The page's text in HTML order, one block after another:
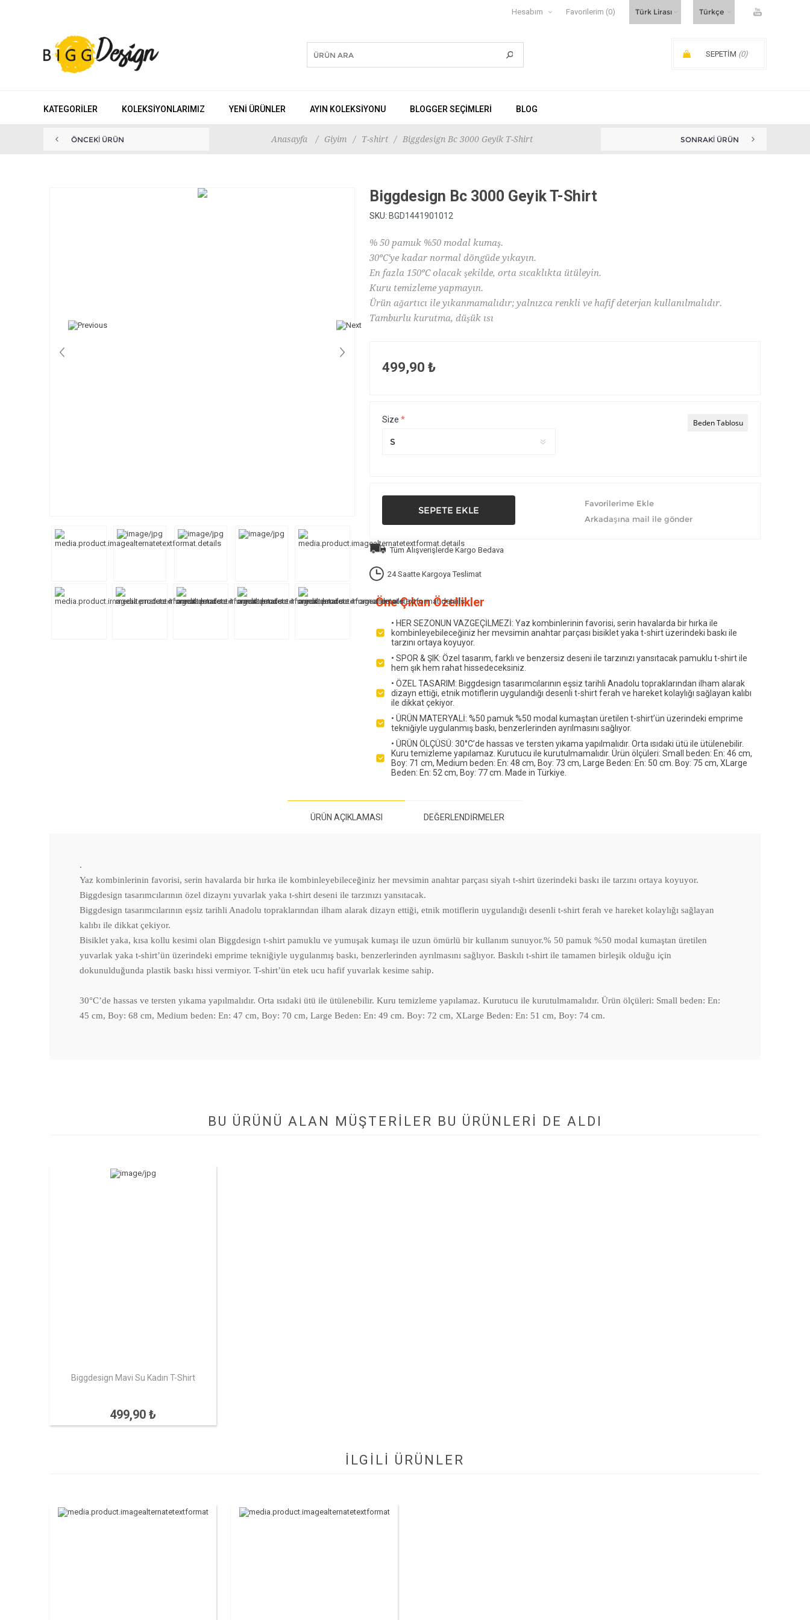
Hesabım Favorilerim (0)
SEPETIM (0)
KATEGORILER KOLEKSIYONLARIMIZ YENI ÜRÜNLER AYIN KOLEKSİYONU BLOGGER SEÇIMLERI BLOG
Anasayfa / Giyim / T-shirt / Biggdesign Bc 3000 Geyik T-Shirt
ÖNCEKI ÜRÜN SONRAKI ÜRÜN
Biggdesign Bc 3000 Geyik T-Shirt
SKU: BGD1441901012
% 50 pamuk %50 modal kumaş.
30ºC'ye kadar normal döngüde yıkayın.
En fazla 150ºC olacak şekilde, orta sıcaklıkta ütüleyin.
Kuru temizleme yapmayın.
Ürün ağartıcı ile yıkanmamalıdır; yalnızca renkli ve hafif deterjan kullanılmalıdır.
Tamburlu kurutma, düşük ısı
499,90 ₺
Beden Tablosu
Size *
Tüm Alışverişlerde Kargo Bedava
24 Saatte Kargoya Teslimat
Öne Çıkan Özellikler
• HER SEZONUN VAZGEÇİLMEZİ: Yaz kombinlerinin favorisi, serin havalarda bir hırka ile
kombinleyebileceğiniz her mevsimin anahtar parçası bisiklet yaka t-shirt üzerindeki baskı ile
tarzını ortaya koyuyor.
• SPOR & ŞIK: Özel tasarım, farklı ve benzersiz deseni ile tarzınızı yansıtacak pamuklu t-shirt ile
hem şık hem rahat hissedeceksiniz.
• ÖZEL TASARIM: Biggdesign tasarımcılarının eşsiz tarihli Anadolu topraklarından ilham alarak
dizayn ettiği, etnik motiflerin uygulandığı desenli t-shirt ferah ve hareket kolaylığı sağlayan kalıbı
ile dikkat çekiyor.
• ÜRÜN MATERYALİ: %50 pamuk %50 modal kumaştan üretilen t-shirt’ün üzerindeki emprime
tekniğiyle uygulanmış baskı, benzerlerinden ayrılmasını sağlıyor.
• ÜRÜN ÖLÇÜSÜ: 30°C’de hassas ve tersten yıkama yapılmalıdır. Orta ısıdaki ütü ile ütülenebilir.
Kuru temizleme yapılamaz. Kurutucu ile kurutulmamalıdır. Ürün ölçüleri: Small beden: En: 46 cm,
Boy: 71 cm, Medium beden: En: 48 cm, Boy: 73 cm, Large Beden: En: 50 cm. Boy: 75 cm, XLarge
Beden: En: 52 cm, Boy: 77 cm. Made in Türkiye.
ÜRÜN AÇIKLAMASI DEĞERLENDIRMELER
.
Yaz kombinlerinin favorisi, serin havalarda bir hırka ile kombinleyebileceğiniz her mevsimin anahtar parçası siyah t-shirt üzerindeki baskı ile tarzını ortaya koyuyor.
Biggdesign tasarımcılarının özel dizaynı yuvarlak yaka t-shirt deseni ile tarzınızı yansıtacak.
Biggdesign tasarımcılarının eşsiz tarihli Anadolu topraklarından ilham alarak dizayn ettiği, etnik motiflerin uygulandığı desenli t-shirt ferah ve hareket kolaylığı sağlayan
kalıbı ile dikkat çekiyor.
Bisiklet yaka, kısa kollu kesimi olan Biggdesign t-shirt pamuklu ve yumuşak kumaşı ile uzun ömürlü bir kullanım sunuyor.% 50 pamuk %50 modal kumaştan üretilen
yuvarlak yaka t-shirt’ün üzerindeki emprime tekniğiyle uygulanmış baskı, benzerlerinden ayrılmasını sağlıyor. Baskılı t-shirt ile tamamen birleşik olduğu için
dokunulduğunda plastik baskı hissi vermiyor. T-shirt’ün etek ucu hafif yuvarlak kesime sahip.
30°C’de hassas ve tersten yıkama yapılmalıdır. Orta ısıdaki ütü ile ütülenebilir. Kuru temizleme yapılamaz. Kurutucu ile kurutulmamalıdır. Ürün ölçüleri: Small beden: En:
45 cm, Boy: 68 cm, Medium beden: En: 47 cm, Boy: 70 cm, Large Beden: En: 49 cm. Boy: 72 cm, XLarge Beden: En: 51 cm, Boy: 74 cm.
BU ÜRÜNÜ ALAN MÜŞTERILER BU ÜRÜNLERI DE ALDI
Biggdesign Mavi Su Kadın T-Shirt
499,90 ₺
İLGİLİ ÜRÜNLER